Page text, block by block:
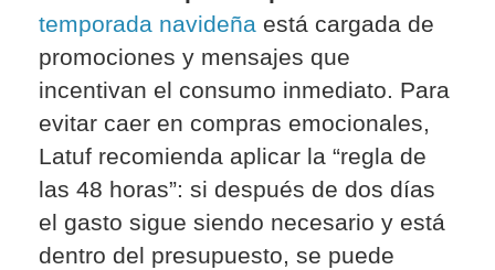
temporada navideña está cargada de
promociones y mensajes que
incentivan el consumo inmediato. Para
evitar caer en compras emocionales,
Latuf recomienda aplicar la “regla de
las 48 horas”: si después de dos días
el gasto sigue siendo necesario y está
dentro del presupuesto, se puede